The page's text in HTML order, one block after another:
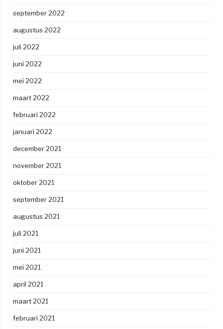
september 2022
augustus 2022
juli 2022
juni 2022
mei 2022
maart 2022
februari 2022
januari 2022
december 2021
november 2021
oktober 2021
september 2021
augustus 2021
juli 2021
juni 2021
mei 2021
april 2021
maart 2021
februari 2021